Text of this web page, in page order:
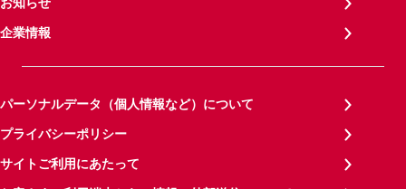
企業情報
パーソナルデータ（個人情報など）について
プライバシーポリシー
サイトご利用にあたって